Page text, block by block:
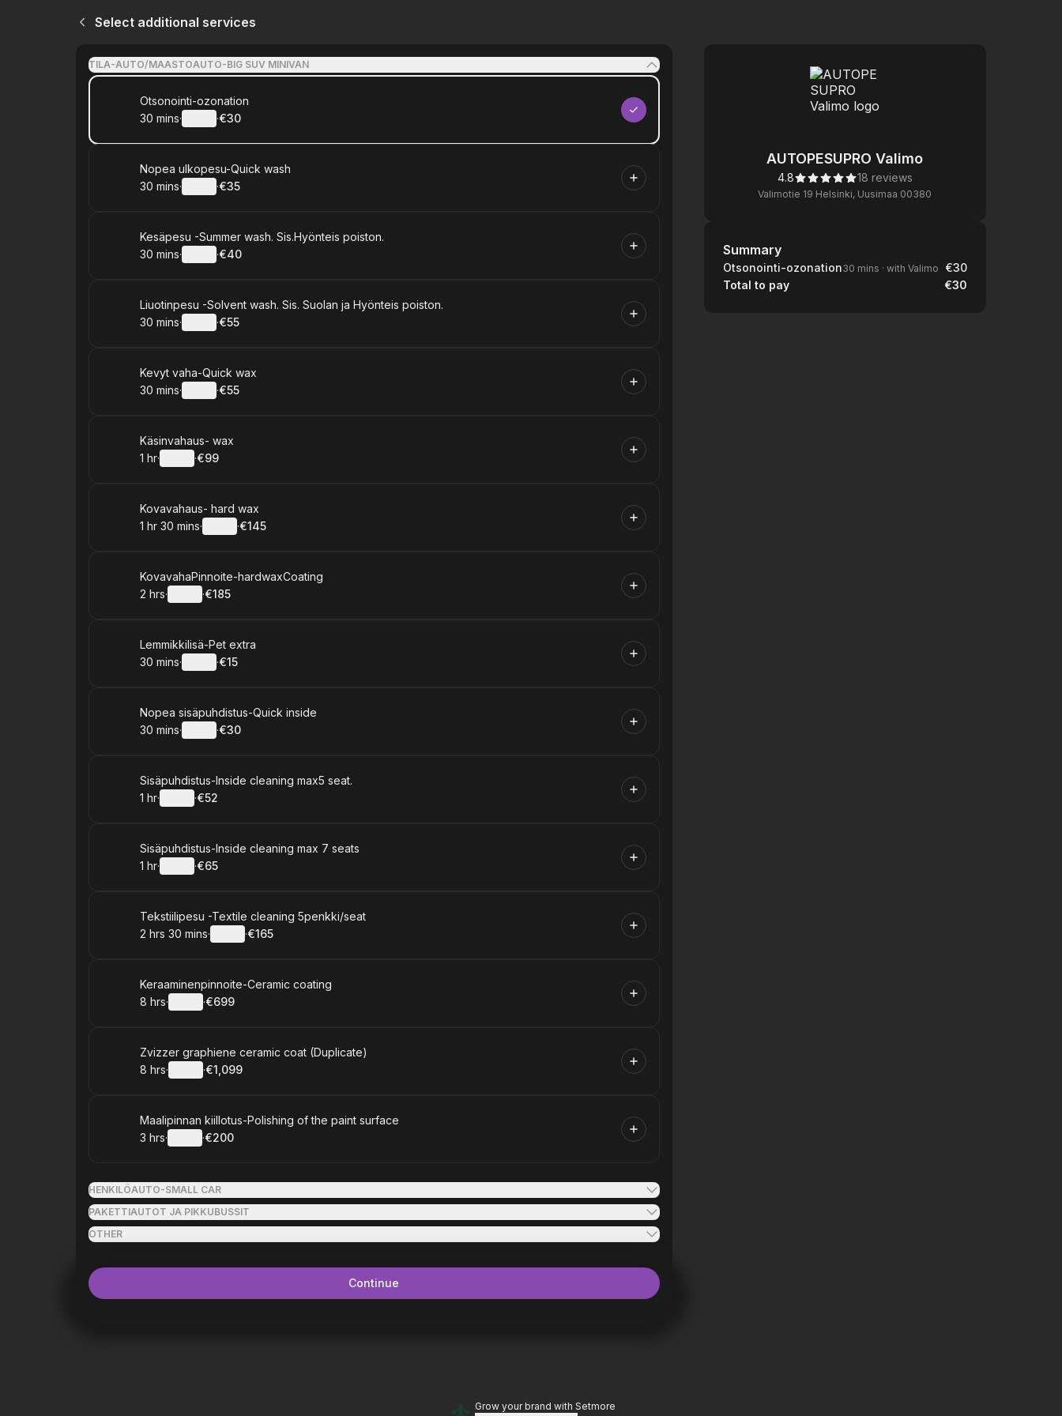
Select additional services
TILA-AUTO/MAASTOAUTO-BIG SUV MINIVAN
Book
Otsonointi-ozonation
.Duration:
30 mins· ·
.Price
€30
Book
Nopea ulkopesu-Quick wash
.Duration:
30 mins· ·
.Price
€35
Book
Kesäpesu -Summer wash. Sis.Hyönteis poiston.
.Duration:
30 mins· ·
.Price
€40
Book
Liuotinpesu -Solvent wash. Sis. Suolan ja Hyönteis poiston.
.Duration:
30 mins· ·
.Price
€55
Book
Kevyt vaha-Quick wax
.Duration:
30 mins· ·
.Price
€55
Book
Käsinvahaus- wax
. Duration :
1 hr· ·
.Price
€99
Book
Kovavahaus- hard wax
. Duration:
1 hr 30 mins· ·
.Price
€145
Book
KovavahaPinnoite-hardwaxCoating
. Duration:
2 hrs· ·
.Price
€185
Book
Lemmikkilisä-Pet extra
.Duration:
30 mins· ·
.Price
€15
Book
Nopea sisäpuhdistus-Quick inside
.Duration:
30 mins· ·
.Price
€30
Book
Sisäpuhdistus-Inside cleaning max5 seat.
. Duration :
1 hr· ·
.Price
€52
Book
Sisäpuhdistus-Inside cleaning max 7 seats
. Duration :
1 hr· ·
.Price
€65
Book
Tekstiilipesu -Textile cleaning 5penkki/seat
. Duration:
2 hrs 30 mins· ·
.Price
€165
Book
Keraaminenpinnoite-Ceramic coating
. Duration:
8 hrs· ·
.Price
€699
Book
Zvizzer graphiene ceramic coat (Duplicate)
. Duration:
8 hrs· ·
.Price
€1,099
Book
Maalipinnan kiillotus-Polishing of the paint surface
. Duration:
3 hrs· ·
.Price
€200
HENKILÖAUTO-SMALL CAR
PAKETTIAUTOT JA PIKKUBUSSIT
OTHER
AUTOPESUPRO Valimo
4.8 18 reviews
Valimotie 19 Helsinki, Uusimaa 00380
Summary
Summary
Otsonointi-ozonation30 mins · with Valimo
€30
Total to pay
€30
Continue
Grow your brand with Setmore